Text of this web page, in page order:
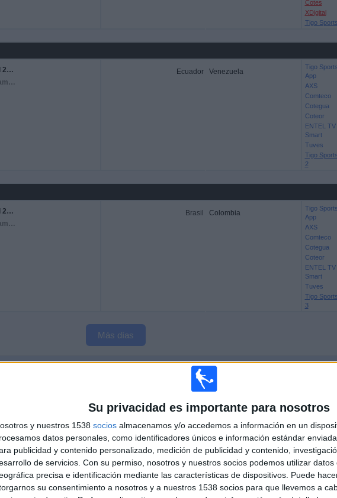
Su privacidad es importante para nosotros
y nuestros 1538 socios almacenamos y/o accedemos a información en un
datos personales, como identificadores únicos e información estándar
publicidad y contenido personalizado, medición de publicidad y contenido,
de servicios. Con su permiso, nosotros y nuestros socios podemos utilizar datos
precisa e identificación mediante las características de dispositivos. Puede
su consentimiento a nosotros y a nuestros 1538 socios para que llevemos a
Cotes
XDigital
Tigo Sports
FIFA Copa Mundial 2026
Eliminatorias Sudamericanas
Ecuador Venezuela
Tigo Sports
App
AXS
Comteco
Cotegua
Coteor
ENTEL TV
Smart
Tuves
Tigo Sports
2
FIFA Copa Mundial 2026
Eliminatorias Sudamericanas
Brasil Colombia
Tigo Sports
App
AXS
Comteco
Cotegua
Coteor
ENTEL TV
Smart
Tuves
Tigo Sports
3
Más días
DEL CANAL COMTECO EN BOLIVIA
esta web recoge los datos estadísticos de cuándo y dónde se televisan los partidos del canal
, podemos dar los siguientes datos:
6
COMPETICIONES TELEVISADAS
46
EQUIPOS TELEVISADOS